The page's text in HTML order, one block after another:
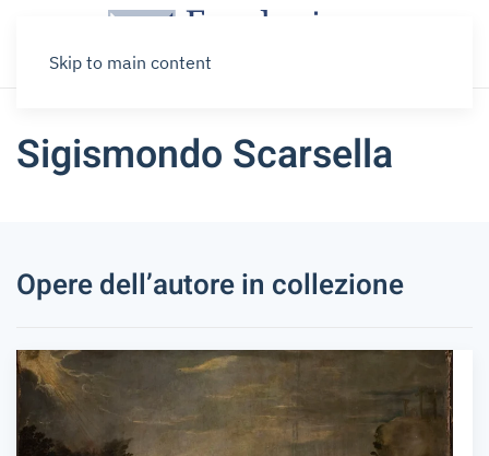
Skip to main content
Sigismondo Scarsella
Opere dell’autore in collezione